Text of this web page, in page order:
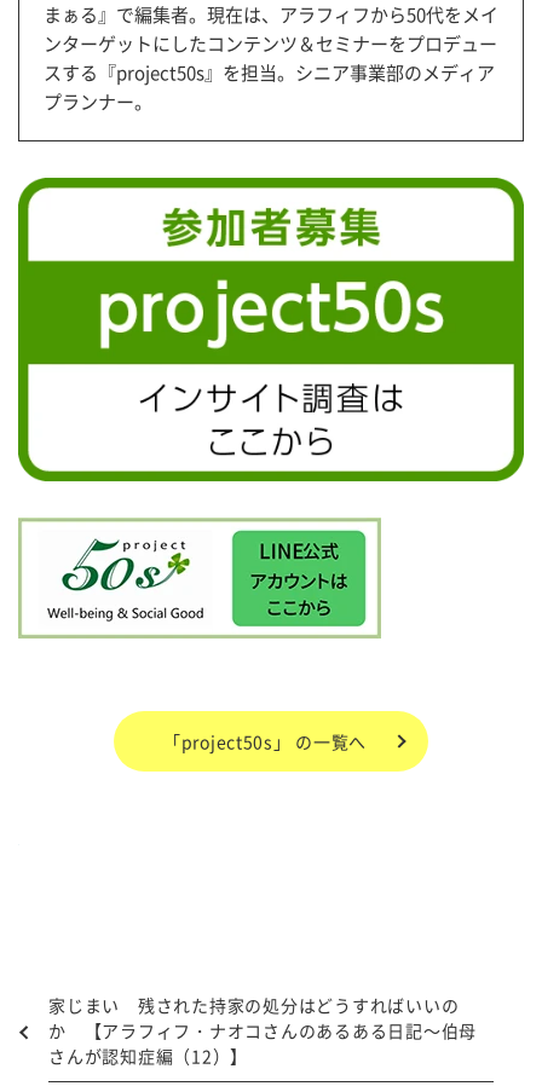
まぁる』で編集者。現在は、アラフィフから50代をメイ
ンターゲットにしたコンテンツ＆セミナーをプロデュー
スする『project50s』を担当。シニア事業部のメディア
プランナー。
「project50s」 の一覧へ
家じまい 残された持家の処分はどうすればいいの
か 【アラフィフ・ナオコさんのあるある日記～伯母
さんが認知症編（12）】